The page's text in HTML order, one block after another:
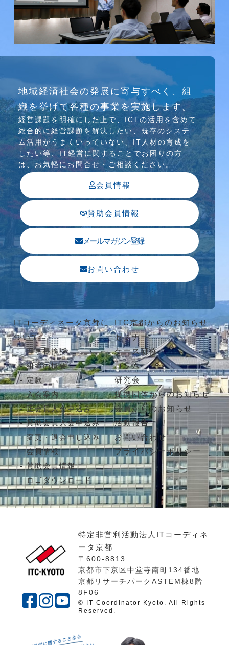
介護ソリューション研究会、WEB/SNS研究会を
行っています
地域経済社会の発展に寄与すべく、組
織を挙げて各種の事業を実施します。
経営課題を明確にした上で、ICTの活⽤を含めて
総合的に経営課題を解決したい、既存のシステ
ム活⽤がうまくいっていない、IT⼈材の育成を
したい等、IT経営に関することでお困りの⽅
は、お気軽にお問合せ・ご相談ください。
会員情報
賛助会員情報
メールマガジン登録
お問い合わせ
ITコーディネータ京都に
ついて
理事長挨拶
組織の概要
定款
入会案内
正会員入会申込み
賛助会員入会申込み
変更・退会申し込み
会員情報
賛助会員情報
ロゴダウンロード
ITC京都からのお知らせ
セミナー
ケース研修
コラム
研究会
提携団体からのお知らせ
会員からのお知らせ
活動報告
お問い合わせ
プライバシーポリシー
特定非営利活動法人ITコーディネ
ータ京都
〒600-8813
京都市下京区中堂寺南町134番地
京都リサーチパークASTEM棟8階
8F06
© IT Coordinator Kyoto. All Rights
Reserved.